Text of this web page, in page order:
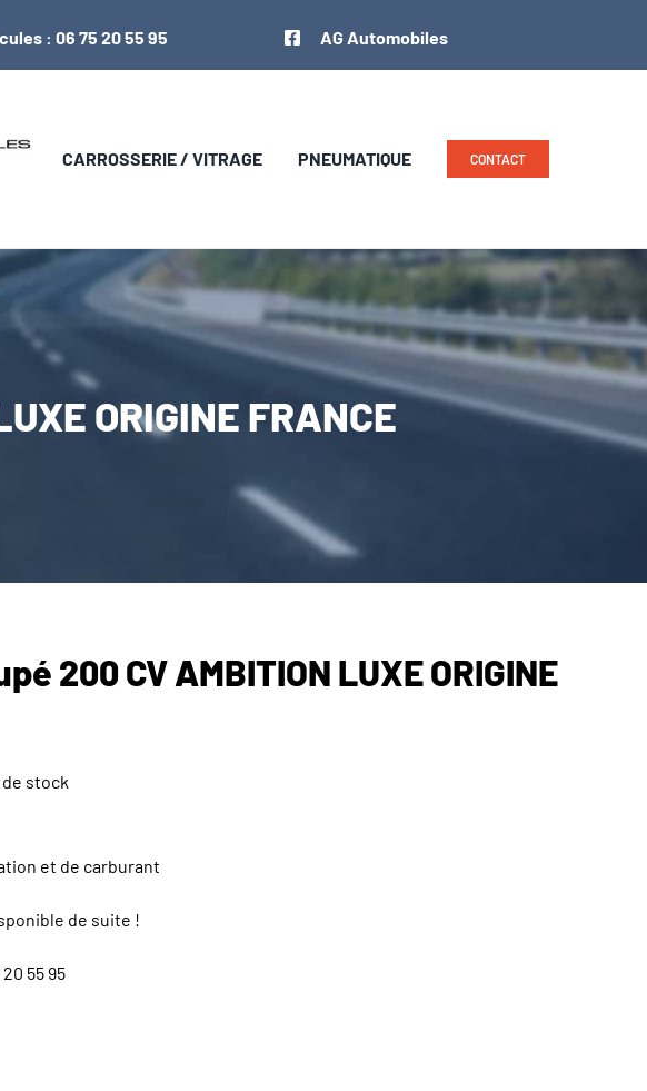
: 06 75 20 55 95 AG Automobiles
CARROSSERIE / VITRAGE PNEUMATIQUE CONTACT
ORIGINE FRANCE
200 CV AMBITION LUXE ORIGINE
stock
et de carburant
de suite !
20 55 95